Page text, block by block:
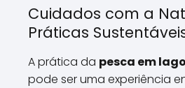
Cuidados com a
Práticas
A prática da pesca em
pode ser uma experiência